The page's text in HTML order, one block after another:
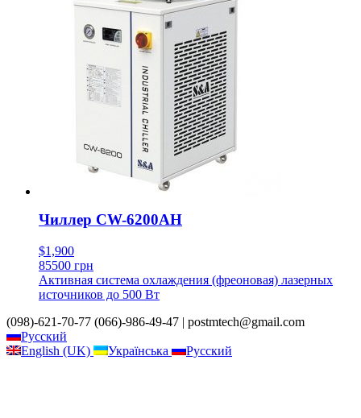
Чиллер CW-6200AH
$1,900
85500 грн
Активная система охлаждения (фреоновая) лазерных
источников до 500 Вт
(098)-621-70-77 (066)-986-49-47 | postmtech@gmail.com
Русский
English (UK)
Українська Русский